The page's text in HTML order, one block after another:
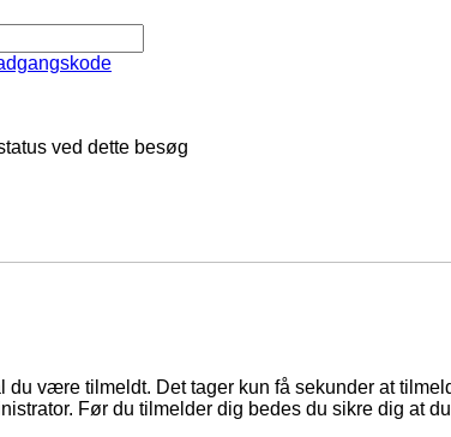
ved dette besøg
du være tilmeldt. Det tager kun få sekunder at
Før du tilmelder dig bedes du sikre dig at